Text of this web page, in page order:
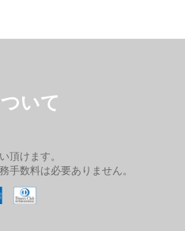
いて
頂けます。
手数料は必要ありません。